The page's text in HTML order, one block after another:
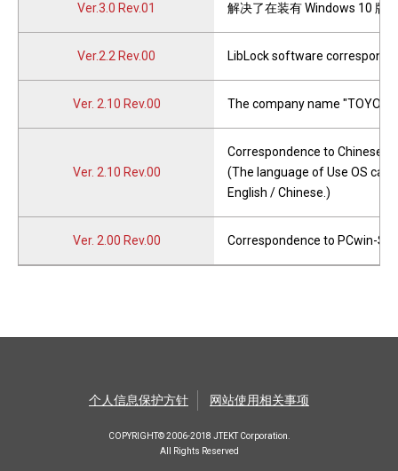
Ver.3.0 Rev.01 解决了在装有 Windows 10 版
Ver.2.2 Rev.00 LibLock software
Ver. 2.10 Rev.00 The company name "TOYODA
Ver. 2.10 Rev.00
Correspondence to Chinese.
(The language of Use OS
English / Chinese.)
Ver. 2.00 Rev.00 Correspondence to PCwin-
个人信息保护方针 网站使用相关事项
COPYRIGHT© 2006-2018 JTEKT Corporation.
All Rights Reserved